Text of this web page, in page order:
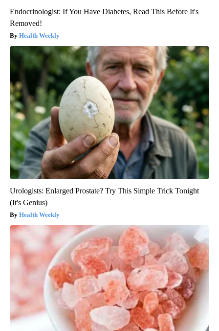
Endocrinologist: If You Have Diabetes, Read This Before It's
Removed!
Health Weekly
Urologists: Enlarged Prostate? Try This Simple Trick Tonight
(It's Genius)
Health Weekly